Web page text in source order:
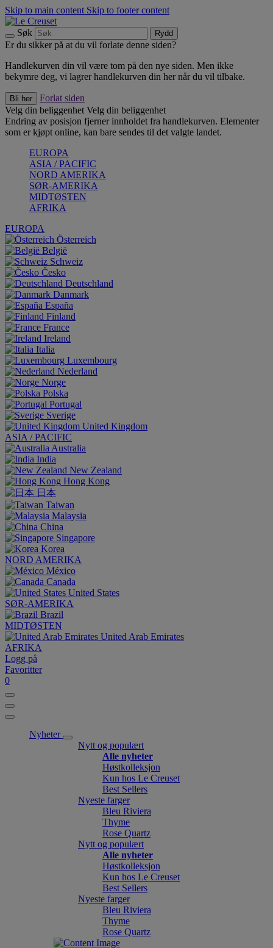
Skip to main content Skip to footer content
Søk Rydd
Er du sikker på at du vil forlate denne siden?
Handlekurven din vil være tom på den nye siden. Men ikke
bekymre deg, vi lagrer handlekurven din her når du vil tilbake.
Bli her
Forlat siden
Velg din beliggenhet Velg din beliggenhet
Endring av posisjon fjerner innholdet fra handlekurven. Elementer
som er kjøpt online, kan bare sendes til det valgte landet.
EUROPA
ASIA / PACIFIC
NORD AMERIKA
SØR-AMERIKA
MIDTØSTEN
AFRIKA
EUROPA
Österreich
België
Schweiz
Česko
Deutschland
Danmark
España
Finland
France
Ireland
Italia
Luxembourg
Nederland
Norge
Polska
Portugal
Sverige
United Kingdom
ASIA / PACIFIC
Australia
India
New Zealand
Hong Kong
日本
Taiwan
Malaysia
China
Singapore
Korea
NORD AMERIKA
México
Canada
United States
SØR-AMERIKA
Brazil
MIDTØSTEN
United Arab Emirates
AFRIKA
Logg på
Favoritter
0
Nyheter
Nytt og populært
Alle nyheter
Høstkolleksjon
Kun hos Le Creuset
Best Sellers
Nyeste farger
Bleu Riviera
Thyme
Rose Quartz
Nytt og populært
Alle nyheter
Høstkolleksjon
Kun hos Le Creuset
Best Sellers
Nyeste farger
Bleu Riviera
Thyme
Rose Quartz